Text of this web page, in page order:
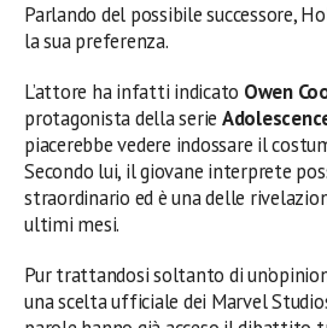
Parlando del possibile successore,
la sua preferenza.
L’attore ha infatti indicato Owen
protagonista della serie
piacerebbe vedere indossare il
Secondo lui, il giovane interprete
straordinario ed è una delle
ultimi mesi.
Pur trattandosi soltanto di
una scelta ufficiale dei Marvel